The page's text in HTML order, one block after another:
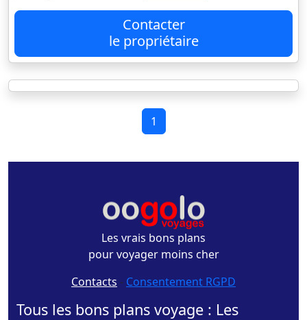
Contacter
le propriétaire
1
Les vrais bons plans
pour voyager moins cher
Contacts - Consentement RGPD
Tous les bons plans voyage : Les